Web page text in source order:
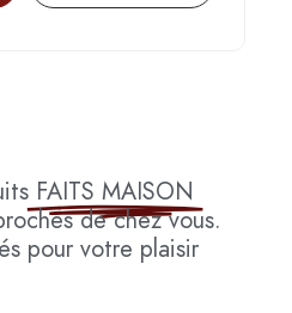
FAITS MAISON
de chez vous.
pour votre plaisir